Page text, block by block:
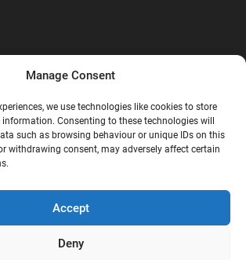
Manage Consent
we use technologies like cookies to store
Consenting to these technologies will
such as browsing behaviour or unique IDs on this
withdrawing consent, may adversely affect certain
Accept
Deny
Reviews